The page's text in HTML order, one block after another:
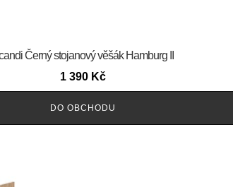
Černý stojanový věšák Hamburg II
1 390 Kč
DO OBCHODU